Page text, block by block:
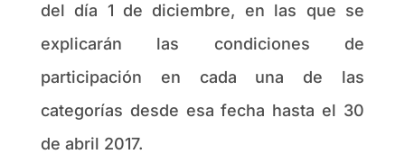
del día 1 de diciembre, en las que se
explicarán las condiciones de
participación en cada una de las
categorías desde esa fecha hasta el 30
de abril 2017.